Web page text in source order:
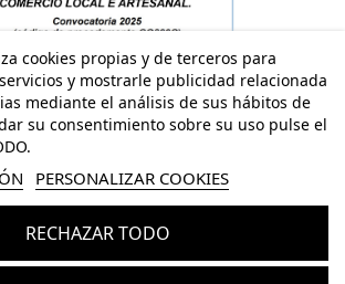
cookies propias y de terceros para
y mostrarle publicidad relacionada
mediante el análisis de sus hábitos de
su consentimiento sobre su uso pulse el
PERSONALIZAR COOKIES
RECHAZAR TODO